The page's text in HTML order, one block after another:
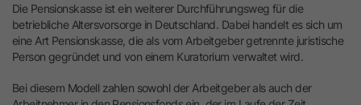
Die Pensionskasse ist ein weiterer Durchführungsweg für die
betriebliche Altersvorsorge in Deutschland. Dabei handelt es sich um
eine Art Pensionskasse, die als vom Arbeitgeber getrennte juristische
Person gegründet und von einem Kuratorium verwaltet wird.
Bei diesem Modell zahlen sowohl der Arbeitgeber als auch der